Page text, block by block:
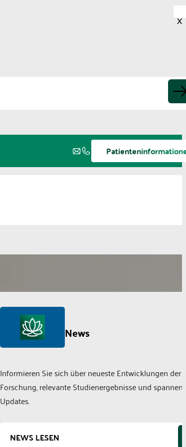
News
Informieren Sie sich über neueste Entwicklungen der
Forschung, relevante Studienergebnisse und
Updates.
NEWS LESEN
X